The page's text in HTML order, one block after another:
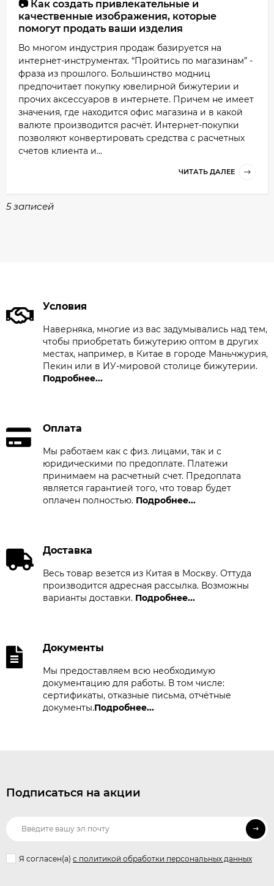
📷 Как создать привлекательные и
качественные изображения, которые
помогут продать ваши изделия
Во многом индустрия продаж базируется на
интернет-инструментах. “Пройтись по магазинам” -
фраза из прошлого. Большинство модниц
предпочитает покупку ювелирной бижутерии и
прочих аксессуаров в интернете. Причем не имеет
значения, где находится офис магазина и в какой
валюте производится расчёт. Интернет-покупки
позволяют конвертировать средства с расчетных
счетов клиента и...
ЧИТАТЬ ДАЛЕЕ
5 записей
Условия
Наверняка, многие из вас задумывались над тем,
чтобы приобретать бижутерию оптом в других
местах, например, в Китае в городе Маньчжурия,
Пекин или в ИУ-мировой столице бижутерии.
Подробнее...
Оплата
Мы работаем как с физ. лицами, так и с
юридическими по предоплате. Платежи
принимаем на расчетный счет. Предоплата
является гарантией того, что товар будет
оплачен полностью. Подробнее...
Доставка
Весь товар везется из Китая в Москву. Оттуда
производится адресная рассылка. Возможны
варианты доставки. Подробнее...
Документы
Мы предоставляем всю необходимую
документацию для работы. В том числе:
сертификаты, отказные письма, отчётные
документы.Подробнее...
Подписаться на акции
Я согласен(a) с политикой обработки персональных данных